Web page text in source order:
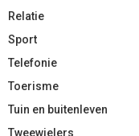
Relatie
Sport
Telefonie
Toerisme
Tuin en buitenleven
Tweewielers